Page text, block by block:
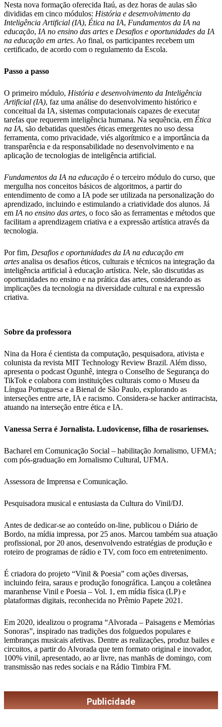
Nesta nova formação oferecida Itaú, as dez horas de aulas são
divididas em cinco módulos: História e desenvolvimento da
Inteligência Artificial (IA), Ética na IA, Fundamentos da IA na
educação, IA no ensino das artes e Desafios e oportunidades da IA
na educação em artes. Ao final, os participantes recebem um
certificado, de acordo com o regulamento da Escola.
Passo a passo
O primeiro módulo, História e desenvolvimento da Inteligência
Artificial (IA), faz uma análise do desenvolvimento histórico e
conceitual da IA, sistemas computacionais capazes de executar
tarefas que requerem inteligência humana. Na sequência, em Ética
na IA, são debatidas questões éticas emergentes no uso dessa
ferramenta, como privacidade, viés algorítmico e a importância da
transparência e da responsabilidade no desenvolvimento e na
aplicação de tecnologias de inteligência artificial.
Fundamentos da IA na educação é o terceiro módulo do curso, que
mergulha nos conceitos básicos de algoritmos, a partir do
entendimento de como a IA pode ser utilizada na personalização do
aprendizado, incluindo e estimulando a criatividade dos alunos. Já
em IA no ensino das artes, o foco são as ferramentas e métodos que
facilitam a aprendizagem criativa e a expressão artística através da
tecnologia.
Por fim, Desafios e oportunidades da IA na educação em
artes analisa os desafios éticos, culturais e técnicos na integração da
inteligência artificial à educação artística. Nele, são discutidas as
oportunidades no ensino e na prática das artes, considerando as
implicações da tecnologia na diversidade cultural e na expressão
criativa.
Sobre da professora
Nina da Hora é cientista da computação, pesquisadora, ativista e
colunista da revista MIT Technology Review Brazil. Além disso,
apresenta o podcast Ogunhê, integra o Conselho de Segurança do
TikTok e colabora com instituições culturais como o Museu da
Língua Portuguesa e a Bienal de São Paulo, explorando as
interseções entre arte, IA e racismo. Considera-se hacker antirracista,
atuando na interseção entre ética e IA.
Vanessa Serra é Jornalista. Ludovicense, filha de rosarienses.
Bacharel em Comunicação Social – habilitação Jornalismo, UFMA;
com pós-graduação em Jornalismo Cultural, UFMA.
Assessora de Imprensa e Comunicação.
Pesquisadora musical e entusiasta da Cultura do Vinil/DJ.
Antes de dedicar-se ao conteúdo on-line, publicou o Diário de
Bordo, na mídia impressa, por 25 anos. Marcou também sua atuação
profissional, por 20 anos, desenvolvendo estratégias de produção e
roteiro de programas de rádio e TV, com foco em entretenimento.
É criadora do projeto “Vinil & Poesia” com ações diversas,
incluindo feira, saraus e produção fonográfica. Lançou a coletânea
maranhense Vinil e Poesia – Vol. 1, em mídia física (LP) e
plataformas digitais, reconhecida no Prêmio Papete 2021.
Em 2020, idealizou o programa “Alvorada – Paisagens e Memórias
Sonoras”, inspirado nas tradições dos folguedos populares e
lembranças musicais afetivas. Dentre as realizações, produz bailes e
circuitos, a partir do Alvorada que tem formato original e inovador,
100% vinil, apresentado, ao ar livre, nas manhãs de domingo, com
transmissão nas redes sociais e na Rádio Timbira FM.
Publicidade